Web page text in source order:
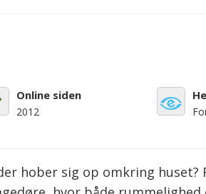
Online siden
2012
hober sig op omkring huset?